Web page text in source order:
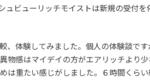
ュビューリッチモイストは新規の受付を
、体験してみました。個人の体験談です
物感はマイデイの方がエアリッチより
は重たい感じがしました。６時間くらい